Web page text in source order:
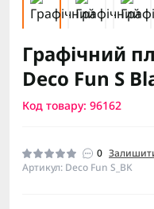
Графічний
Deco Fun S
Код товару: 96162
0
Артикул: Deco Fun S_BK